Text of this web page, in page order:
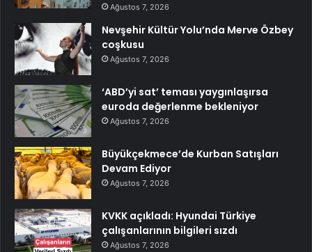
Ağustos 7, 2026
Nevşehir Kültür Yolu’nda Merve Özbey
coşkusu
Ağustos 7, 2026
‘ABD’yi sat’ teması yaygınlaşırsa
euroda değerlenme bekleniyor
Ağustos 7, 2026
Büyükçekmece’de Kurban Satışları
Devam Ediyor
Ağustos 7, 2026
KVKK açıkladı: Hyundai Türkiye
çalışanlarının bilgileri sızdı
Ağustos 7, 2026